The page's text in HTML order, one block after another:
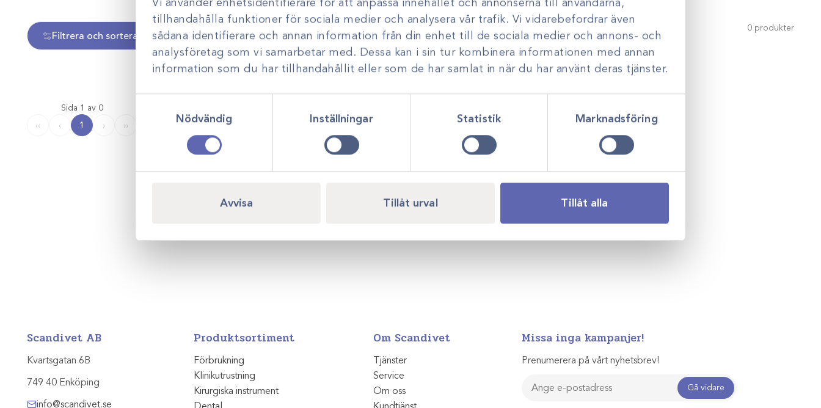
tillhandahålla funktioner för sociala medier och analysera vår trafik. Vi vidarebefordrar även
sådana identifierare och annan information från din enhet till de sociala medier och annons- och
analysföretag som vi samarbetar med. Dessa kan i sin tur kombinera informationen med annan
information som du har tillhandahållit eller som de har samlat in när du har använt deras tjänster.
Nödvändig
Inställningar Statistik Marknadsföring
Avvisa Tillåt urval Tillåt alla
Filtrera och sortera
0 produkter
Sida 1 av 0
‹‹
‹ 1 › ››
Scandivet AB
Kvartsgatan 6B
749 40 Enköping
info@scandivet.se
Produktsortiment
Förbrukning
Klinikutrustning
Kirurgiska instrument
Om Scandivet
Tjänster
Service
Om oss
Missa inga kampanjer!
Prenumerera på vårt nyhetsbrev!
Gå vidare